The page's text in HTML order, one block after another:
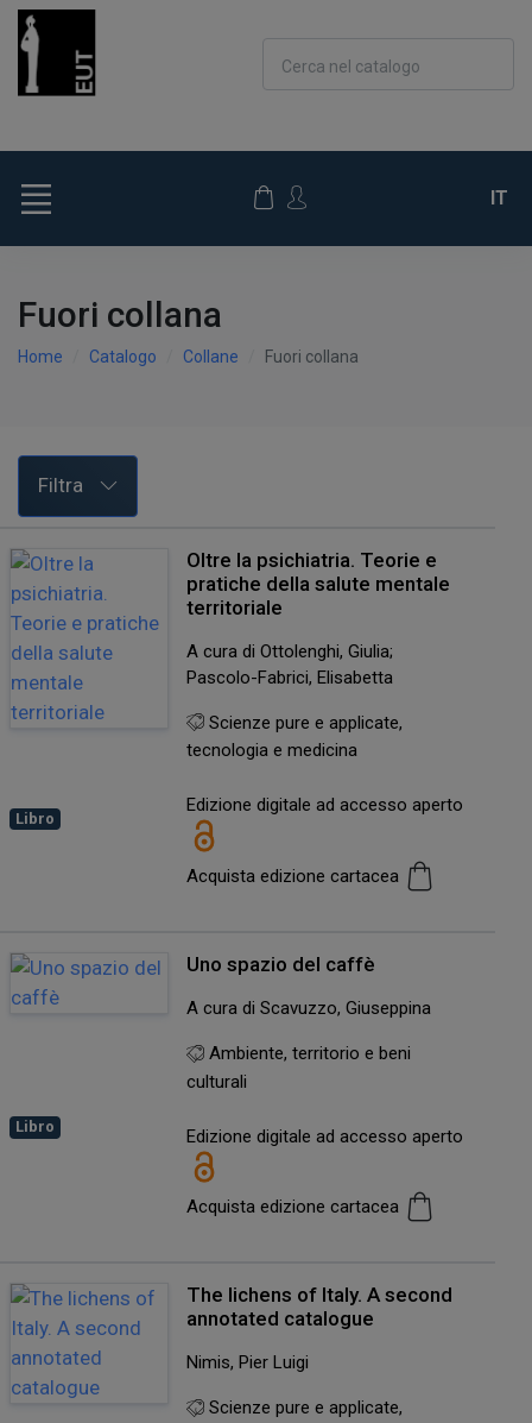
Cerca nel catalogo
IT
Fuori collana
Home Catalogo Collane Fuori collana
Filtra
Libro
Oltre la psichiatria. Teorie e
pratiche della salute mentale
territoriale
A cura di Ottolenghi, Giulia;
Pascolo-Fabrici, Elisabetta
Scienze pure e applicate,
tecnologia e medicina
Edizione digitale ad accesso aperto
Acquista edizione cartacea
Libro
Uno spazio del caffè
A cura di Scavuzzo, Giuseppina
Ambiente, territorio e beni
culturali
Edizione digitale ad accesso aperto
Acquista edizione cartacea
The lichens of Italy. A second
annotated catalogue
Nimis, Pier Luigi
Scienze pure e applicate,